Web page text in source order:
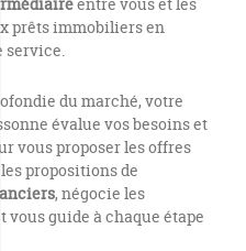
prêts immobiliers en
service.
du marché, votre
évalue vos besoins et
vous proposer les offres
propositions de
, négocie les
guide à chaque étape